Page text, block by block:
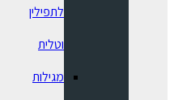
לתפילין
וטלית
מגילות